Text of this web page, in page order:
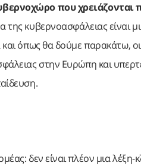
που χρειάζονται
κυβερνοασφάλειας είναι
όπως θα δούμε παρακάτω,
στην Ευρώπη και
δεν είναι πλέον μια λέξη-